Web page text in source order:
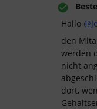
Hallo ​
den
werden
nicht
dort,